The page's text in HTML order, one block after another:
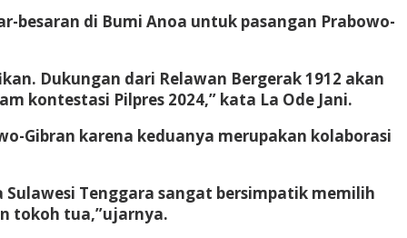
besaran di Bumi Anoa untuk pasangan Prabowo-
Dukungan dari Relawan Bergerak 1912 akan
kontestasi Pilpres 2024,” kata La Ode Jani.
Gibran karena keduanya merupakan kolaborasi
Tenggara sangat bersimpatik memilih
tokoh tua,”ujarnya.